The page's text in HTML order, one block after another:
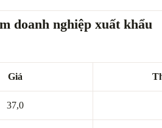
doanh nghiệp xuất khẩu
Giá
37,0